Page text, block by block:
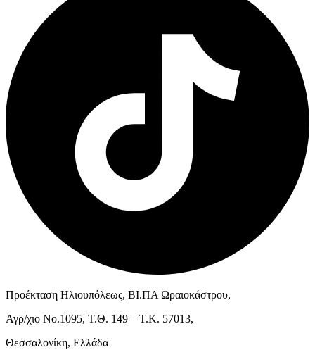
Προέκταση Ηλιουπόλεως, ΒΙ.ΠΑ Ωραιοκάστρου,
Αγρ/χιο Νο.1095, Τ.Θ. 149 – Τ.Κ. 57013,
Θεσσαλονίκη, Ελλάδα